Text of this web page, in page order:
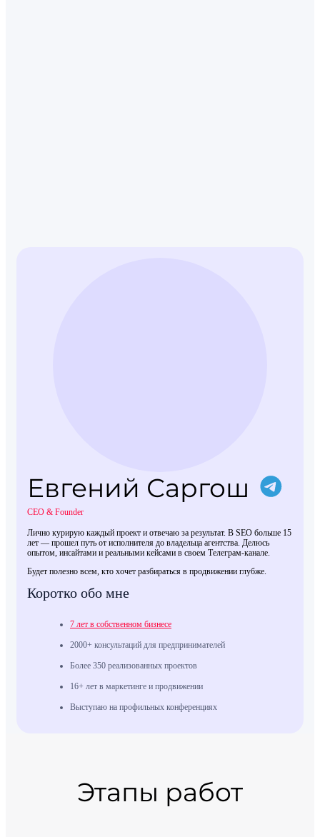
Евгений Саргош
CEO & Founder
Лично курирую каждый проект и отвечаю за результат. В SEO больше 15
лет — прошел путь от исполнителя до владельца агентства. Делюсь
опытом, инсайтами и реальными кейсами в своем Телеграм-канале.
Будет полезно всем, кто хочет разбираться в продвижении глубже.
Коротко обо мне
7 лет в собственном бизнесе
2000+ консультаций для предпринимателей
Более 350 реализованных проектов
16+ лет в маркетинге и продвижении
Выступаю на профильных конференциях
Этапы работ